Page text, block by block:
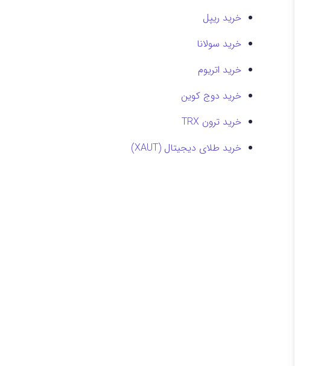
خرید ریپل
خرید سولانا
خرید اتریوم
خرید دوج کوین
خرید ترون TRX
خرید طلای دیجیتال (XAUT)